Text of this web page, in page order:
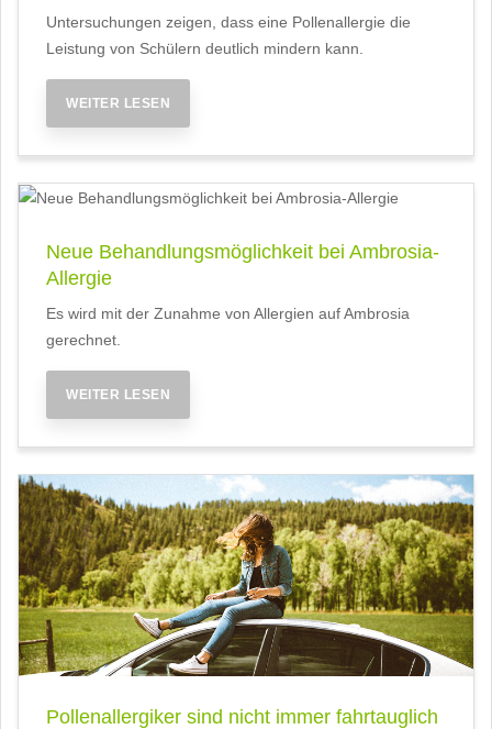
Untersuchungen zeigen, dass eine Pollenallergie die
Leistung von Schülern deutlich mindern kann.
WEITER LESEN
Neue Behandlungsmöglichkeit bei Ambrosia-
Allergie
Es wird mit der Zunahme von Allergien auf Ambrosia
gerechnet.
WEITER LESEN
Pollenallergiker sind nicht immer fahrtauglich